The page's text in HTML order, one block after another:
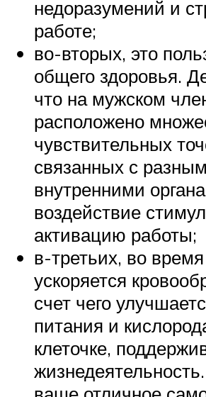
недоразумений и
работе;
во-вторых, это
общего здоровья.
что на мужском
расположено
чувствительных
связанных с
внутренними
воздействие
активацию работы;
в-третьих, во
ускоряется
счет чего
питания и
клеточке,